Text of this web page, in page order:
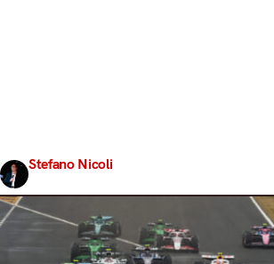
Stefano Nicoli